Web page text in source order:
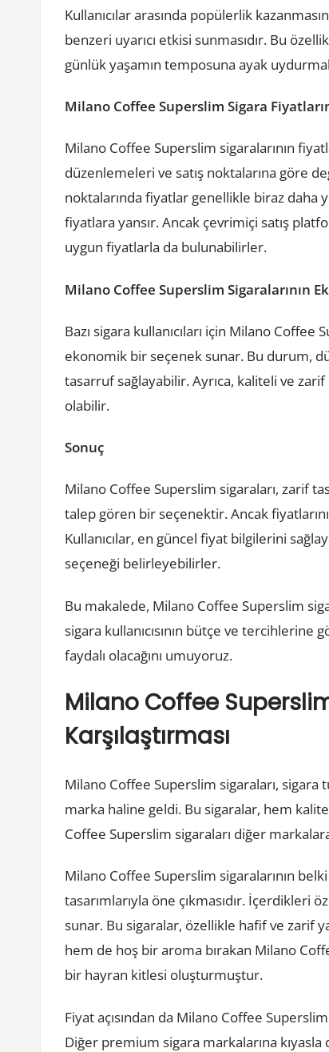
Kullanıcılar arasında popülerlik
benzeri uyarıcı etkisi sunmasıdır. Bu
günlük yaşamın temposuna ayak
Milano Coffee Superslim Sigara
Milano Coffee Superslim sigaralarının
düzenlemeleri ve satış noktalarına göre
noktalarında fiyatlar genellikle biraz daha
fiyatlara yansır. Ancak çevrimiçi satış
uygun fiyatlarla da bulunabilirler.
Milano Coffee Superslim Sigaralarının
Bazı sigara kullanıcıları için Milano
ekonomik bir seçenek sunar. Bu durum,
tasarruf sağlayabilir. Ayrıca, kaliteli ve
olabilir.
Sonuç
Milano Coffee Superslim sigaraları, zarif
talep gören bir seçenektir. Ancak
Kullanıcılar, en güncel fiyat bilgilerini
seçeneği belirleyebilirler.
Bu makalede, Milano Coffee Superslim
sigara kullanıcısının bütçe ve
faydalı olacağını umuyoruz.
Milano Coffee
Karşılaştırması
Milano Coffee Superslim sigaraları,
marka haline geldi. Bu sigaralar, hem
Coffee Superslim sigaraları diğer
Milano Coffee Superslim sigaralarının
tasarımlarıyla öne çıkmasıdır. İçerdikleri
sunar. Bu sigaralar, özellikle hafif ve zarif
hem de hoş bir aroma bırakan Milano
bir hayran kitlesi oluşturmuştur.
Fiyat açısından da Milano Coffee
Diğer premium sigara markalarına